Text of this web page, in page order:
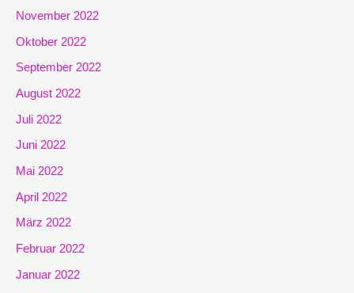
November 2022
Oktober 2022
September 2022
August 2022
Juli 2022
Juni 2022
Mai 2022
April 2022
März 2022
Februar 2022
Januar 2022